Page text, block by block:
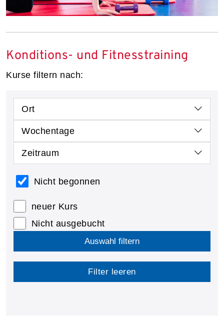
Konditions- und Fitnesstraining
Kurse filtern nach:
Ort
Wochentage
Zeitraum
Nicht begonnen
neuer Kurs
Nicht ausgebucht
Auswahl filtern
Filter leeren